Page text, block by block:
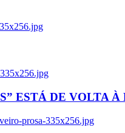
ESTÁ DE VOLTA À
prosa-335x256.jpg